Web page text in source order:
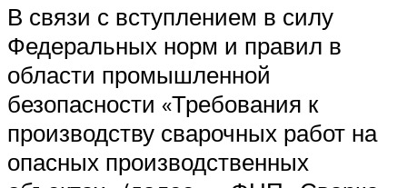
В связи с вступлением в силу
Федеральных норм и правил в
области промышленной
безопасности «Требования к
производству сварочных работ на
опасных производственных